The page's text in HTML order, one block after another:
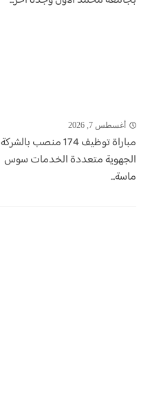
أغسطس 7, 2026
مباراة توظيف 174 منصب بالشركة
الجهوية متعددة الخدمات سوس
ماسة...